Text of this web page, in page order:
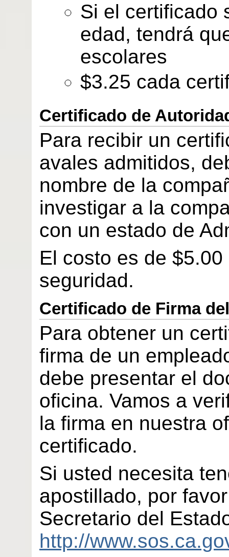
Si el certificado
edad, tendrá
escolares
$3.25 cada
Certificado de
Para recibir un
avales admitidos,
nombre de la
investigar a la
con un estado de
El costo es de
seguridad.
Certificado de Firma
Para obtener un
firma de un
debe presentar el
oficina. Vamos a
la firma en nuestra
certificado.
Si usted necesita
apostillado, por
Secretario del
http://